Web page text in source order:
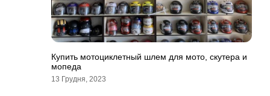
Купить мотоциклетный шлем для мото, скутера и
мопеда
13 Грудня, 2023